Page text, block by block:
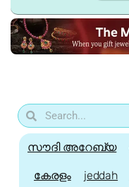
സൗദി അറേബ്യ
കേരളം jeddah